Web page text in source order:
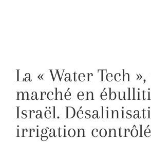
La « Water Tech
marché en
Israël.
irrigation